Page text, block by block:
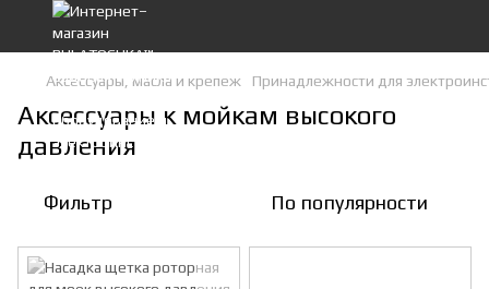
Аксессуары, масла и крепеж Принадлежности для
Аксессуары к мойкам высокого
давления
Фильтр По популярности